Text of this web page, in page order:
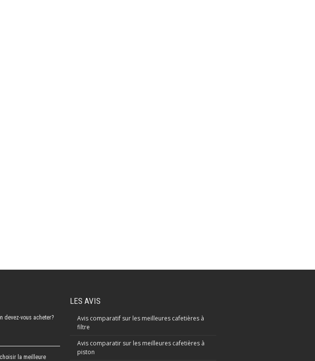
devez-vous acheter?
la meilleure
LES AVIS
Avis comparatif sur les meilleures cafetières à
filtre
Avis comparatir sur les meilleures cafetières à
piston